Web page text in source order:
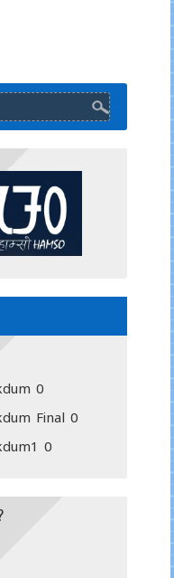
0
Final 0
0